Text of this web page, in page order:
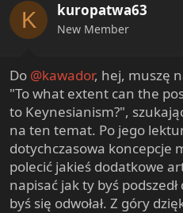
o
n
s
K kuropatwa63
New Member
Do @kawador, hej, muszę
"To what extent can the
to Keynesianism?",
na ten temat. Po jego
dotychczasowa koncepcje
polecić jakieś dodatkowe
napisać jak ty byś
byś się odwołał. Z góry